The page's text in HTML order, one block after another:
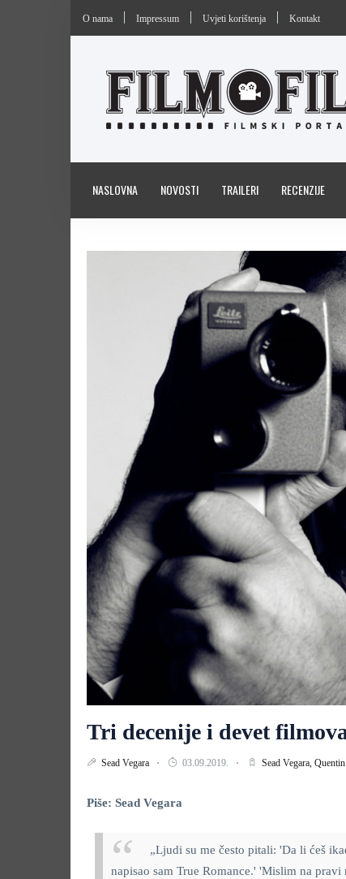
O nama Impressum Uvjeti korištenja Kontakt
NASLOVNA NOVOSTI TRAILERI RECENZIJE
Tri decenije i devet
Sead Vegara 03.09.2019. Sead Vegara,
Piše: Sead Vegara
„Ljudi su me često pitali: 'Da li ćeš
napisao sam True Romance.' 'Mislim na